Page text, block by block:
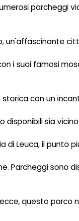
parcheggi
un'affascinante
i suoi famosi
storica con un
disponibili sia
di Leuca, il punto
Parcheggi sono
questo parco